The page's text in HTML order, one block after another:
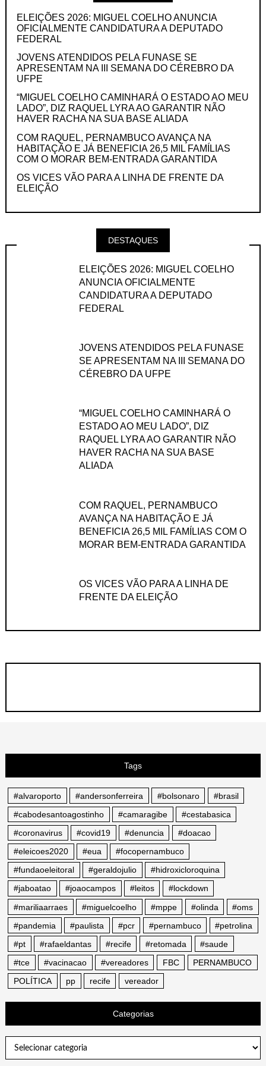
ELEIÇÕES 2026: MIGUEL COELHO ANUNCIA
OFICIALMENTE CANDIDATURA A DEPUTADO
FEDERAL
JOVENS ATENDIDOS PELA FUNASE SE
APRESENTAM NA III SEMANA DO CÉREBRO DA
UFPE
“MIGUEL COELHO CAMINHARÁ O ESTADO AO MEU
LADO”, DIZ RAQUEL LYRA AO GARANTIR NÃO
HAVER RACHA NA SUA BASE ALIADA
COM RAQUEL, PERNAMBUCO AVANÇA NA
HABITAÇÃO E JÁ BENEFICIA 26,5 MIL FAMÍLIAS
COM O MORAR BEM-ENTRADA GARANTIDA
OS VICES VÃO PARA A LINHA DE FRENTE DA
ELEIÇÃO
DESTAQUES
ELEIÇÕES 2026: MIGUEL COELHO
ANUNCIA OFICIALMENTE
CANDIDATURA A DEPUTADO
FEDERAL
JOVENS ATENDIDOS PELA FUNASE
SE APRESENTAM NA III SEMANA DO
CÉREBRO DA UFPE
“MIGUEL COELHO CAMINHARÁ O
ESTADO AO MEU LADO”, DIZ
RAQUEL LYRA AO GARANTIR NÃO
HAVER RACHA NA SUA BASE
ALIADA
COM RAQUEL, PERNAMBUCO
AVANÇA NA HABITAÇÃO E JÁ
BENEFICIA 26,5 MIL FAMÍLIAS COM O
MORAR BEM-ENTRADA GARANTIDA
OS VICES VÃO PARA A LINHA DE
FRENTE DA ELEIÇÃO
Tags
#alvaroporto #andersonferreira #bolsonaro
#brasil
#cabodesantoagostinho
#camaragibe
#cestabasica
#coronavirus
#covid19 #denuncia
#doacao
#eleicoes2020
#eua
#focopernambuco
#fundaoeleitoral
#geraldojulio
#hidroxicloroquina
#jaboatao
#joaocampos #leitos
#lockdown
#mariliaarraes
#miguelcoelho #mppe #olinda
#oms
#pandemia
#paulista #pcr #pernambuco
#petrolina
#pt
#rafaeldantas #recife #retomada
#saude
#tce
#vacinacao #vereadores FBC
PERNAMBUCO
POLÍTICA
pp recife vereador
Categorias